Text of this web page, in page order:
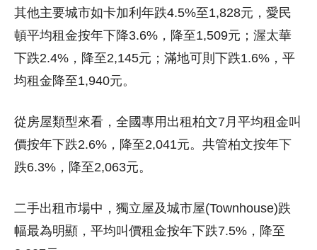
其他主要城市如卡加利年跌4.5%至1,828元，愛民
頓平均租金按年下降3.6%，降至1,509元；渥太華
下跌2.4%，降至2,145元；滿地可則下跌1.6%，平
均租金降至1,940元。
從房屋類型來看，全國專用出租柏文7月平均租金叫
價按年下跌2.6%，降至2,041元。共管柏文按年下
跌6.3%，降至2,063元。
二手出租市場中，獨立屋及城市屋(Townhouse)跌
幅最為明顯，平均叫價租金按年下跌7.5%，降至